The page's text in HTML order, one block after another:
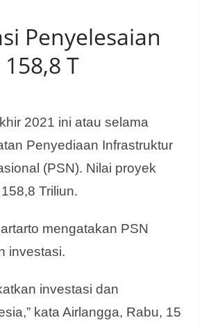
Penyelesaian
T
2021 ini atau selama
Penyediaan Infrastruktur
(PSN). Nilai proyek
Triliun.
mengatakan PSN
investasi.
investasi dan
kata Airlangga, Rabu, 15